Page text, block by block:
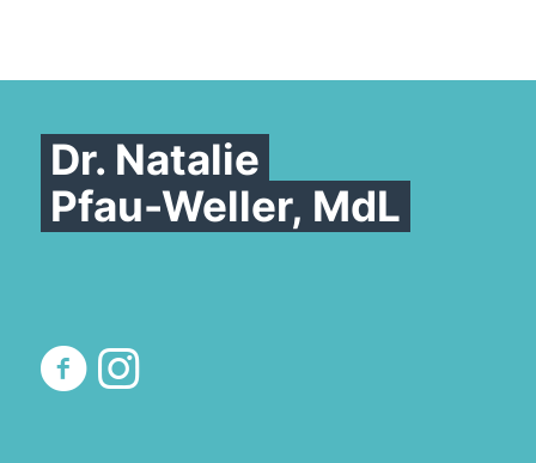
Dr. Natalie
Pfau-Weller, MdL